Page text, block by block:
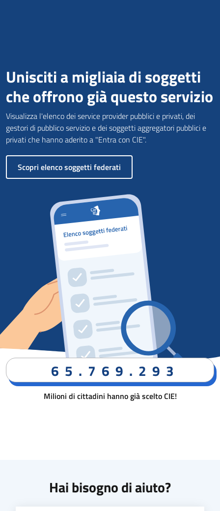
Unisciti a migliaia di soggetti
che offrono già questo servizio
Visualizza l'elenco dei service provider pubblici e privati, dei
gestori di pubblico servizio e dei soggetti aggregatori pubblici e
privati che hanno aderito a "Entra con CIE".
Scopri elenco soggetti federati
65.769.293
Milioni di cittadini hanno già scelto CIE!
Hai bisogno di aiuto?